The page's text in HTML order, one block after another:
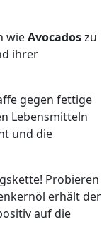
wieAvocadoszu
ihrer
gegen fettige
Lebensmitteln
und die
Probieren
erhält der
auf die